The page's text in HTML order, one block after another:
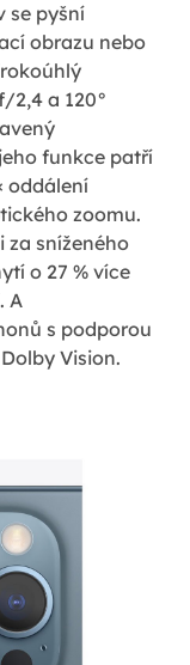
se pyšní
obrazu nebo
a 120°
funkce patří
oddálení
zoomu.
za sníženého
o 27 % více
A
s podporou
Vision.